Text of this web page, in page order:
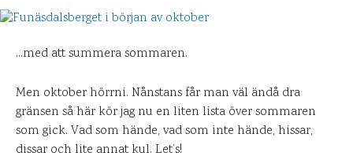
…med att summera sommaren.
Men oktober hörrni. Nånstans får man väl ändå dra
gränsen så här kör jag nu en liten lista över sommaren
som gick. Vad som hände, vad som inte hände, hissar,
dissar och lite annat kul. Let’s!